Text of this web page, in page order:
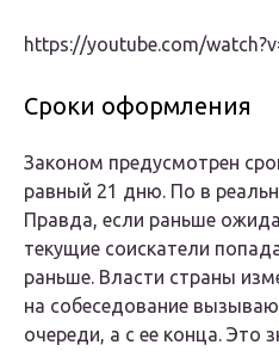
https://youtube.com/
Сроки оформления
Законом предусмотрен
равный 21 дню. По в
Правда, если раньше
текущие соискатели
раньше. Власти страны
на собеседование
очереди, а с ее конца. Это